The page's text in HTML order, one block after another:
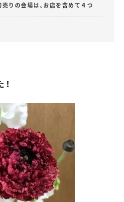
りの会場は、お店を含めて４つ